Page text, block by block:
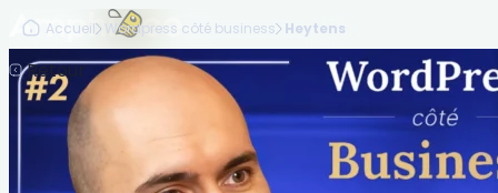
Retour
Accueil Wordpress côté business Heytens